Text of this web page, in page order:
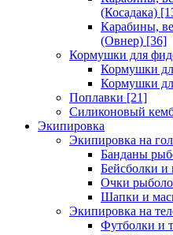
(Косадака)
Карабины,
(Овнер) [36]
Кормушки для
Кормушки
Кормушки
Поплавки [21]
Силиконовый
Экипировка
Экипировка на
Банданы
Бейсболки и
Очки
Шапки и
Экипировка на
Футболки и